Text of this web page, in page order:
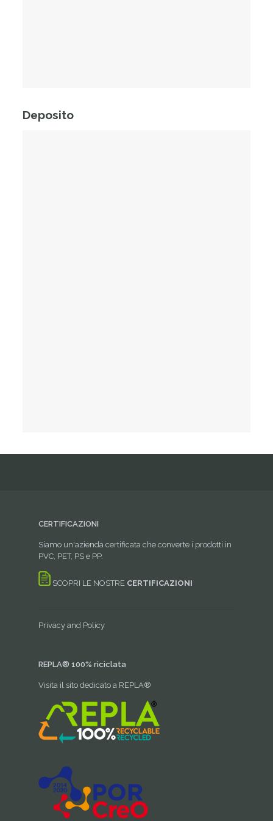
Deposito
CERTIFICAZIONI
Siamo un'azienda certificata che converte i prodotti in
PVC, PET, PS e PP.
SCOPRI LE NOSTRE CERTIFICAZIONI
Privacy and Policy
REPLA® 100% riciclata
Visita il sito dedicato a REPLA®